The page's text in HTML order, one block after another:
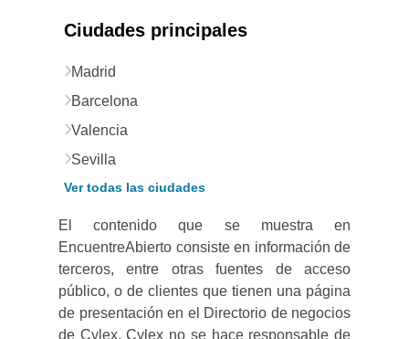
Ciudades principales
Madrid
Barcelona
Valencia
Sevilla
Ver todas las ciudades
El contenido que se muestra en
EncuentreAbierto consiste en información de
terceros, entre otras fuentes de acceso
público, o de clientes que tienen una página
de presentación en el Directorio de negocios
de Cylex. Cylex no se hace responsable de